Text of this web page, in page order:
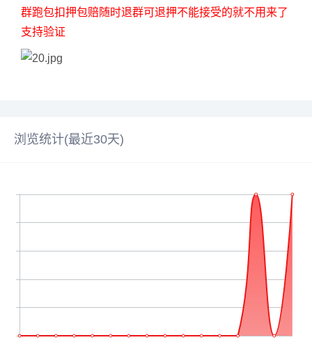
群跑包扣押包赔随时退群可退押不能接受的就不用来了
支持验证
浏览统计(最近30天)